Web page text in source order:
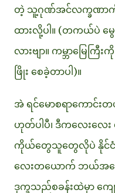
တဲ့ သူ့ဂုဏ်အင်လက္ခဏာကို
ထားလို့ပါ။ (တကယ်ပဲ မွ
လားဗျာ။ ကမ္ဘာမြေက
ဖြိုး စေခဲ့တာပါ)။
အဲ ရင်မောစရာကောင်
ဟုတ်ပါပီ၊ ဒီကလေးလေး
ကိုယ်တွေသူတွေလိုပဲ နိုင်ငံမဲ့
လေးတယောက် ဘယ်အ
ဒုက္ခသည်စခန်းထဲမှာ ကျ